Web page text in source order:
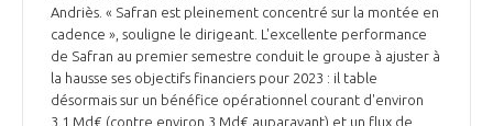
Andriès. « Safran est pleinement concentré sur la montée en
cadence », souligne le dirigeant. L'excellente performance
de Safran au premier semestre conduit le groupe à ajuster à
la hausse ses objectifs financiers pour 2023 : il table
désormais sur un bénéfice opérationnel courant d'environ
3,1 Md€ (contre environ 3 Md€ auparavant) et un flux de